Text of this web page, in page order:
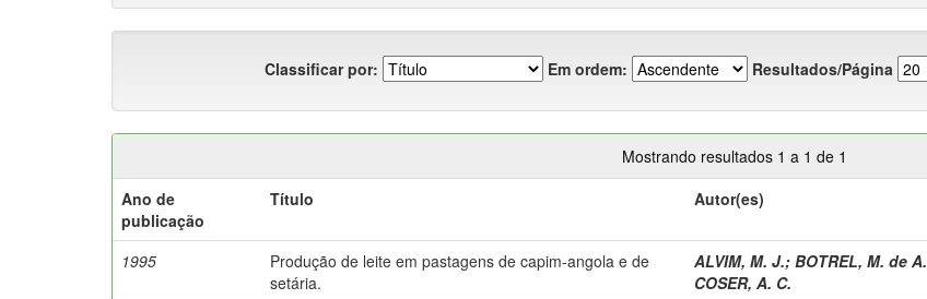
Classificar por: Em ordem: Resultados/Página
Mostrando resultados 1 a 1 de 1
Ano de
publicação
Título Autor(es)
1995
Produção de leite em pastagens de capim-angola e de
setária.
ALVIM, M. J.; BOTREL, M. de A.
COSER, A. C.